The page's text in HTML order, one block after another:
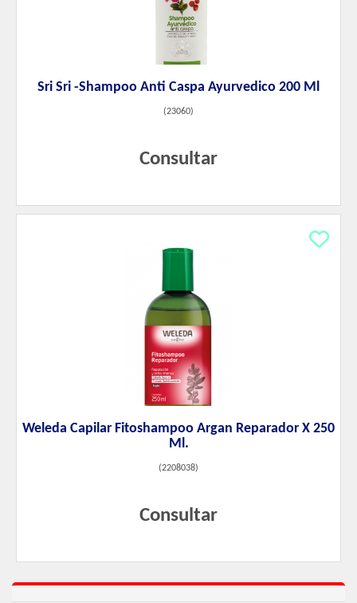
Sri Sri -Shampoo Anti Caspa Ayurvedico 200 Ml
(23060)
Consultar
Weleda Capilar Fitoshampoo Argan Reparador X 250
Ml.
(2208038)
Consultar